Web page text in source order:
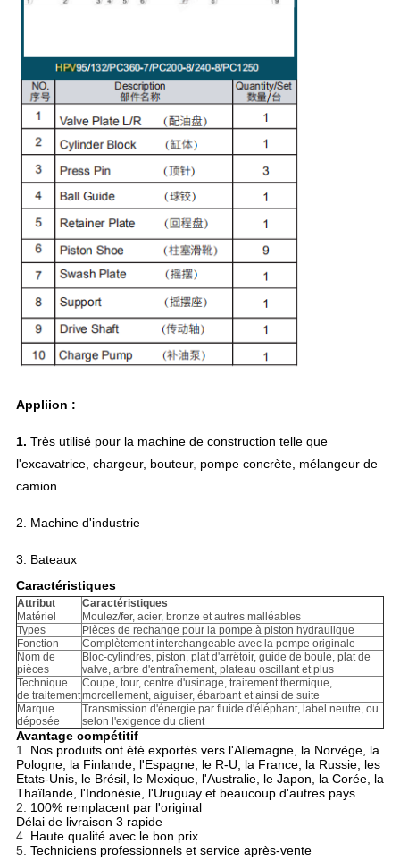
Appliion :
1. Très utilisé pour la machine de construction telle que
l'excavatrice, chargeur, bouteur, pompe concrète, mélangeur de
camion.
2. Machine d'industrie
3. Bateaux
Caractéristiques
Attribut
Caractéristiques
Matériel
Moulez/fer, acier, bronze et autres malléables
Types
Pièces de rechange pour la pompe à piston hydraulique
Fonction
Complètement interchangeable avec la pompe originale
Nom de
pièces
Bloc-cylindres, piston, plat d'arrêtoir, guide de boule, plat de
valve, arbre d'entraînement, plateau oscillant et plus
Technique
de traitement
Coupe, tour, centre d'usinage, traitement thermique,
morcellement, aiguiser, ébarbant et ainsi de suite
Marque
déposée
Transmission d'énergie par fluide d'éléphant, label neutre, ou
selon l'exigence du client
Avantage compétitif
1. Nos produits ont été exportés vers l'Allemagne, la Norvège, la
Pologne, la Finlande, l'Espagne, le R-U, la France, la Russie, les
Etats-Unis, le Brésil, le Mexique, l'Australie, le Japon, la Corée, la
Thaïlande, l'Indonésie, l'Uruguay et beaucoup d'autres pays
2. 100% remplacent par l'original
Délai de livraison 3 rapide
4. Haute qualité avec le bon prix
5. Techniciens professionnels et service après-vente